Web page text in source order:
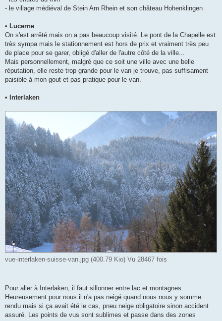
- le village médiéval de Stein Am Rhein et son château Hohenklingen
• Lucerne
On s'est arrêté mais on a pas beaucoup visité. Le pont de la Chapelle est
très sympa mais le stationnement est hors de prix et vraiment très peu
de place pour se garer, obligé d'aller de l'autre côté de la ville...
Mais personnellement, malgré que ce soit une ville avec une belle
réputation, elle reste trop grande pour le van je trouve, pas suffisament
paisible à mon gout et pas pratique pour le van.
• Interlaken
vue-interlaken-suisse-van.jpg (400.79 Kio) Vu 28467 fois
Pour aller à Interlaken, il faut sillonner entre lac et montagnes.
Heureusement pour nous il n'a pas neigé quand nous nous y somme
rendu mais si ça avait été le cas, pneu neige obligatoire sinon accident
assuré. Les points de vus sont sublimes et passe dans des zones